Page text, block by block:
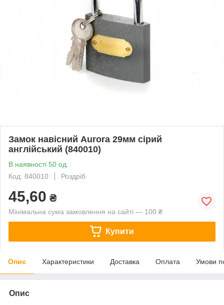
Замок навісний Aurora 29мм сірий
англійський (840010)
В наявності 50 од.
Код: 840010
Роздріб
45,60 ₴
Мінімальна сума замовлення на сайті — 100 ₴
Купити
Опис Характеристики Доставка Оплата Умови
Опис